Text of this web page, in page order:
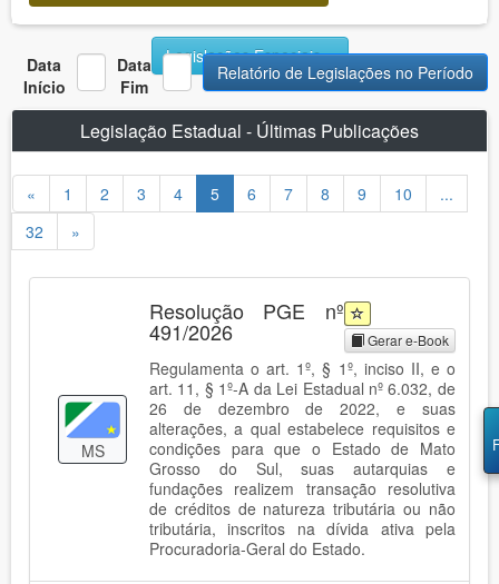
Legislações Especiais
Data
Início
Data
Fim
Relatório de Legislações no Período
Legislação Estadual - Últimas Publicações
« 1 2 3 4 5 6 7 8 9 10
...
32
»
MS
Resolução PGE nº
491/2026 Gerar e-Book
Regulamenta o art. 1º, § 1º, inciso II, e o
art. 11, § 1º-A da Lei Estadual nº 6.032, de
26 de dezembro de 2022, e suas
alterações, a qual estabelece requisitos e
condições para que o Estado de Mato
Grosso do Sul, suas autarquias e
fundações realizem transação resolutiva
de créditos de natureza tributária ou não
tributária, inscritos na dívida ativa pela
Procuradoria-Geral do Estado.